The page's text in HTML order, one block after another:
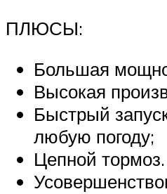
ПЛЮСЫ:
Большая
Высокая
Быстрый
любую погоду;
Цепной тормоз.